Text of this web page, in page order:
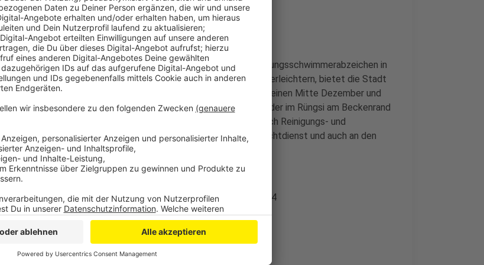
Anzeige
Wer hier mitarbeiten will, muss volljährig sein, ein Deutsches Rettungsschwimmerabzeichen in
Silber und einen Erste-Hilfe-Nachweis haben. Um den Einstieg zu erleichtern, bietet die Stadt
Wochenend-Kompaktkurse für Rettungsschwimmer an - erstmal einen Mitte Dezember und
einen Mitte Januar. Wer dann im kommenden Jahr im Römerbad oder im Rüngsi am Beckenrand
stehen möchte, muss natürlich die Aufsicht übernehmen, aber auch Reinigungs- und
Desinfektionsarbeiten, heißt es. Der Einsatz erfolgt dann im Schichtdienst und auch an den
Wochenenden, sagt die Stadt Bonn.
Bewerbungen an rettungsschwimmen@bonn.de
Fragen an die Badleitungen der Bonner Bäder unter 0228 - 77 3234